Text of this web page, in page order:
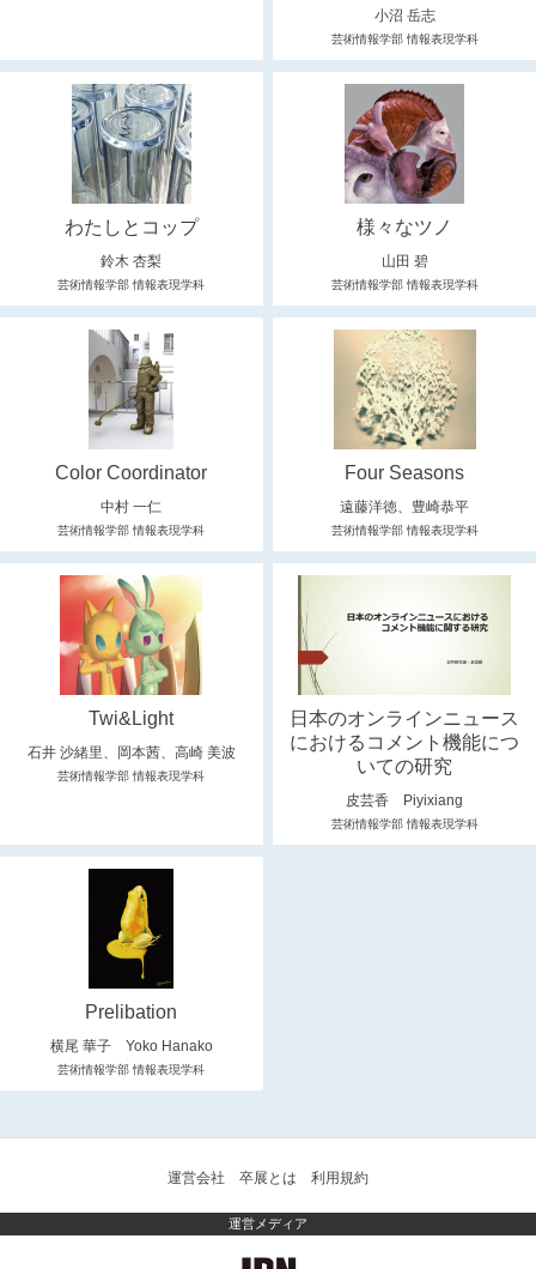
小沼 岳志
芸術情報学部 情報表現学科
わたしとコップ
鈴木 杏梨
芸術情報学部 情報表現学科
様々なツノ
山田 碧
芸術情報学部 情報表現学科
Color Coordinator
中村 一仁
芸術情報学部 情報表現学科
Four Seasons
遠藤洋徳、豊崎恭平
芸術情報学部 情報表現学科
Twi&Light
石井 沙緒里、岡本茜、高崎 美波
芸術情報学部 情報表現学科
日本のオンラインニュース
におけるコメント機能につ
いての研究
皮芸香 Piyixiang
芸術情報学部 情報表現学科
Prelibation
横尾 華子 Yoko Hanako
芸術情報学部 情報表現学科
運営会社 卒展とは 利用規約
運営メディア